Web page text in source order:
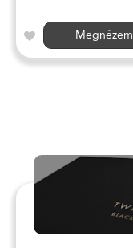
...
Megnézem